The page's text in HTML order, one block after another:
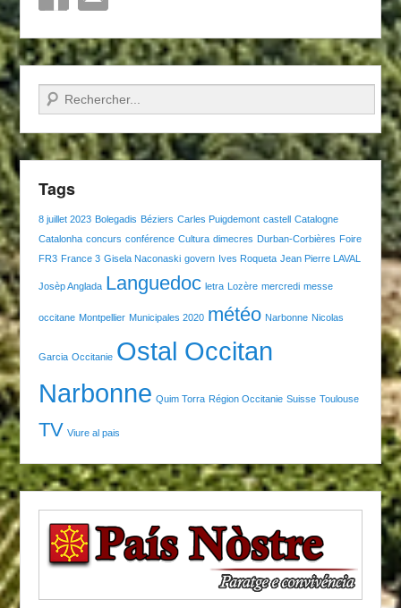
Recherche
Tags
8 juillet 2023 Bolegadis Béziers Carles Puigdemont castell Catalogne
Catalonha concurs conférence Cultura dimecres Durban-Corbières Foire
FR3 France 3 Gisela Naconaski govern Ives Roqueta Jean Pierre LAVAL
Josèp Anglada Languedoc letra Lozère mercredi messe
occitane Montpellier Municipales 2020 météo Narbonne Nicolas
Garcia Occitanie Ostal Occitan
Narbonne Quim Torra Région Occitanie Suisse Toulouse
TV Viure al pais